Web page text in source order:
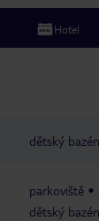
Hotel
dětský bazén
parkoviště
dětský